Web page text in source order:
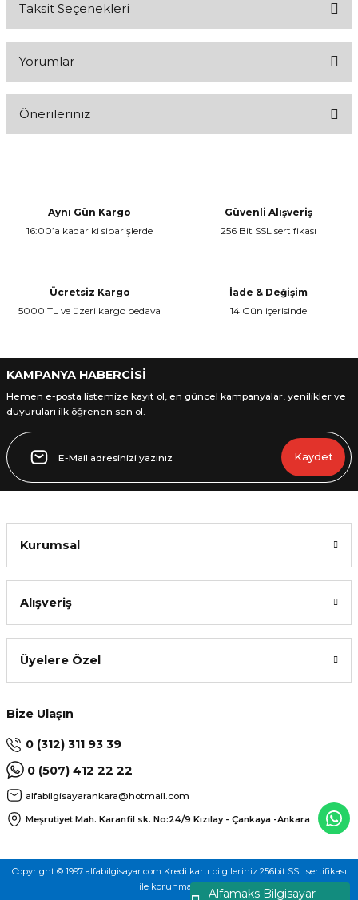
Alfamaks Bilgisayar
Taksit Seçenekleri
Yorumlar
Önerileriniz
Ürün resmi kalitesiz, bozuk veya görüntülenemiyor.
Gönder
Aynı Gün Kargo
16:00’a kadar ki siparişlerde
Güvenli Alışveriş
256 Bit SSL sertifikası
Ücretsiz Kargo
5000 TL ve üzeri kargo bedava
İade & Değişim
14 Gün içerisinde
KAMPANYA HABERCİSİ
Hemen e-posta listemize kayıt ol, en güncel kampanyalar, yenilikler ve
duyuruları ilk öğrenen sen ol.
Kaydet
Kurumsal
Alışveriş
Üyelere Özel
Bize Ulaşın
0 (312) 311 93 39
0 (507) 412 22 22
alfabilgisayarankara@hotmail.com
Meşrutiyet Mah. Karanfil sk. No:24/9 Kızılay - Çankaya -Ankara
Copyright © 1997 alfabilgisayar.com Kredi kartı bilgileriniz 256bit SSL sertifikası
ile korunmaktadır.